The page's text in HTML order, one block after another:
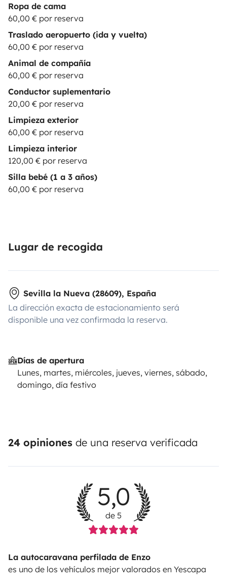
Ropa de cama
60,00 € por reserva
Traslado aeropuerto (ida y vuelta)
60,00 € por reserva
Animal de compañía
60,00 € por reserva
Conductor suplementario
20,00 € por reserva
Limpieza exterior
60,00 € por reserva
Limpieza interior
120,00 € por reserva
Silla bebé (1 a 3 años)
60,00 € por reserva
Lugar de recogida
Sevilla la Nueva (28609), España
La dirección exacta de estacionamiento será
disponible una vez confirmada la reserva.
Días de apertura
Lunes, martes, miércoles, jueves, viernes, sábado,
domingo, día festivo
24 opiniones de una reserva verificada
5,0
de 5
La autocaravana perfilada de Enzo
es uno de los vehículos mejor valorados en Yescapa